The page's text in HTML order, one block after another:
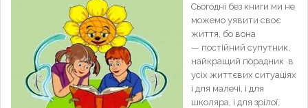
Сьогодні без книги ми не
можемо уявити своє
життя, бо вона
— постійний супутник,
найкращий порадник в
усіх життєвих ситуаціях
і для малечі, і для
школяра, і для зрілої,